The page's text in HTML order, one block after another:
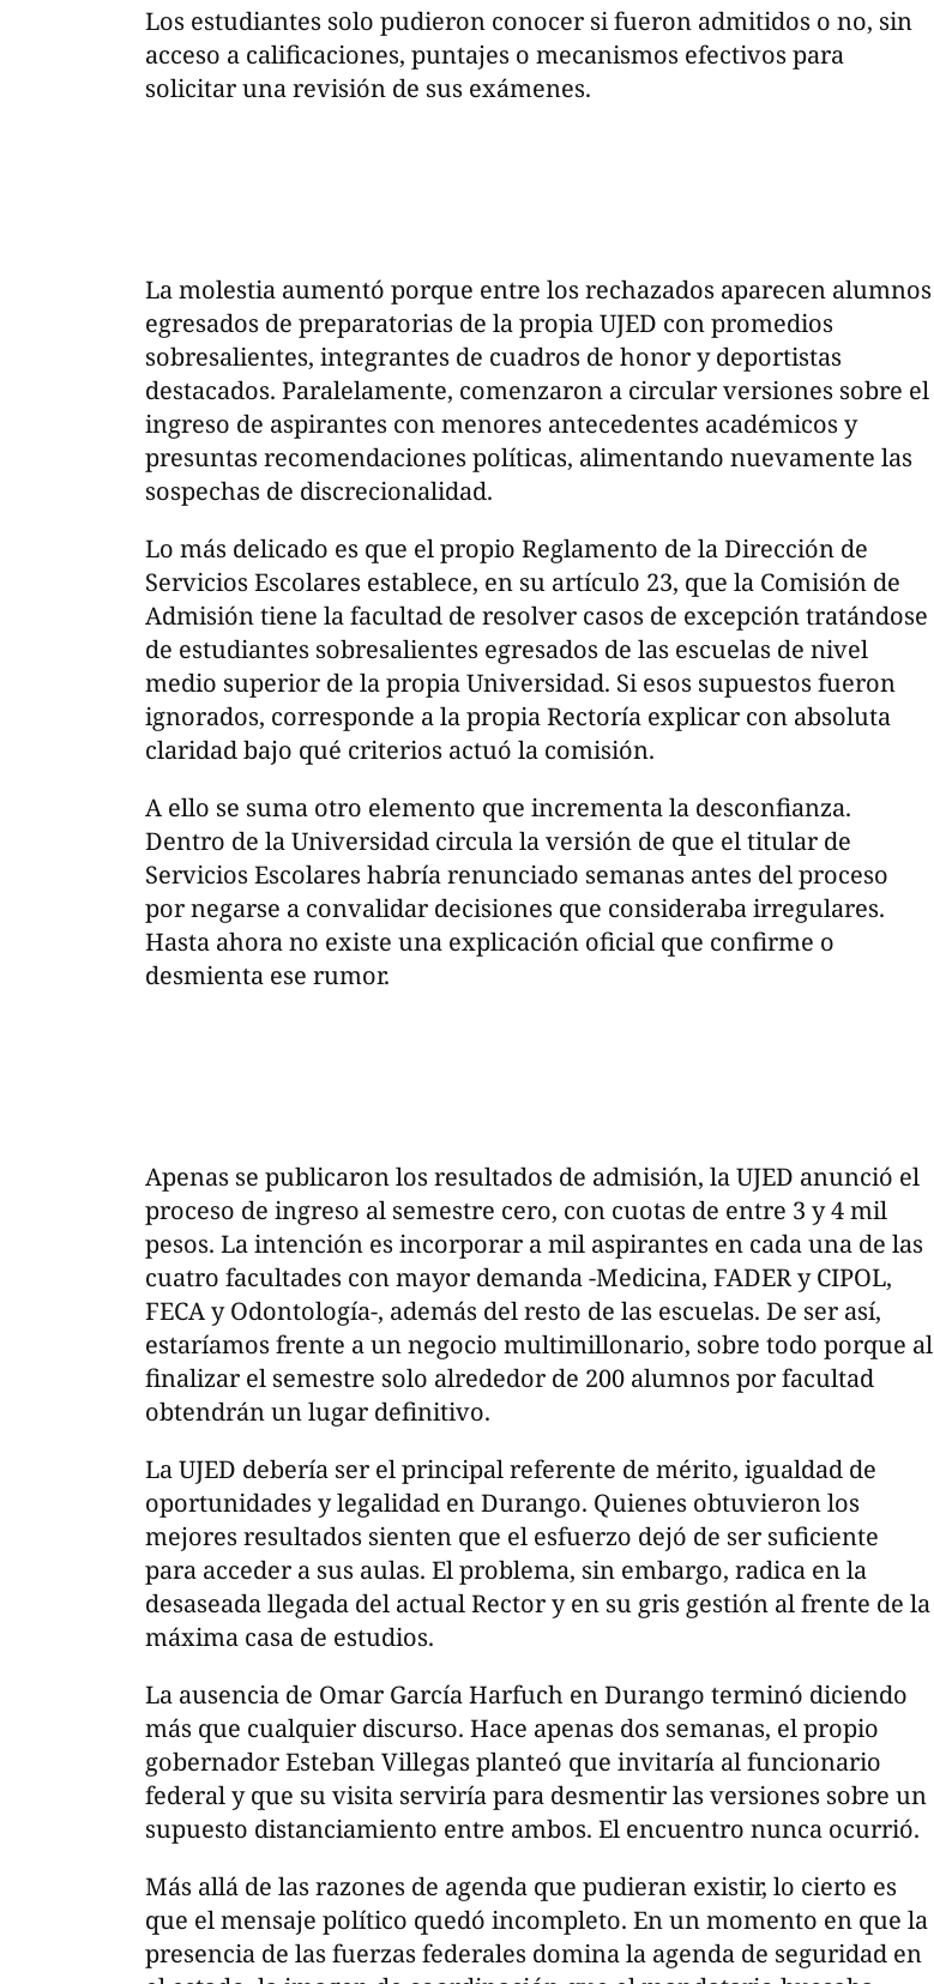
Los estudiantes solo pudieron conocer si fueron admitidos o no, sin
acceso a calificaciones, puntajes o mecanismos efectivos para
solicitar una revisión de sus exámenes.
La molestia aumentó porque entre los rechazados aparecen alumnos
egresados de preparatorias de la propia UJED con promedios
sobresalientes, integrantes de cuadros de honor y deportistas
destacados. Paralelamente, comenzaron a circular versiones sobre el
ingreso de aspirantes con menores antecedentes académicos y
presuntas recomendaciones políticas, alimentando nuevamente las
sospechas de discrecionalidad.
Lo más delicado es que el propio Reglamento de la Dirección de
Servicios Escolares establece, en su artículo 23, que la Comisión de
Admisión tiene la facultad de resolver casos de excepción tratándose
de estudiantes sobresalientes egresados de las escuelas de nivel
medio superior de la propia Universidad. Si esos supuestos fueron
ignorados, corresponde a la propia Rectoría explicar con absoluta
claridad bajo qué criterios actuó la comisión.
A ello se suma otro elemento que incrementa la desconfianza.
Dentro de la Universidad circula la versión de que el titular de
Servicios Escolares habría renunciado semanas antes del proceso
por negarse a convalidar decisiones que consideraba irregulares.
Hasta ahora no existe una explicación oficial que confirme o
desmienta ese rumor.
Apenas se publicaron los resultados de admisión, la UJED anunció el
proceso de ingreso al semestre cero, con cuotas de entre 3 y 4 mil
pesos. La intención es incorporar a mil aspirantes en cada una de las
cuatro facultades con mayor demanda -Medicina, FADER y CIPOL,
FECA y Odontología-, además del resto de las escuelas. De ser así,
estaríamos frente a un negocio multimillonario, sobre todo porque al
finalizar el semestre solo alrededor de 200 alumnos por facultad
obtendrán un lugar definitivo.
La UJED debería ser el principal referente de mérito, igualdad de
oportunidades y legalidad en Durango. Quienes obtuvieron los
mejores resultados sienten que el esfuerzo dejó de ser suficiente
para acceder a sus aulas. El problema, sin embargo, radica en la
desaseada llegada del actual Rector y en su gris gestión al frente de la
máxima casa de estudios.
La ausencia de Omar García Harfuch en Durango terminó diciendo
más que cualquier discurso. Hace apenas dos semanas, el propio
gobernador Esteban Villegas planteó que invitaría al funcionario
federal y que su visita serviría para desmentir las versiones sobre un
supuesto distanciamiento entre ambos. El encuentro nunca ocurrió.
Más allá de las razones de agenda que pudieran existir, lo cierto es
que el mensaje político quedó incompleto. En un momento en que la
presencia de las fuerzas federales domina la agenda de seguridad en